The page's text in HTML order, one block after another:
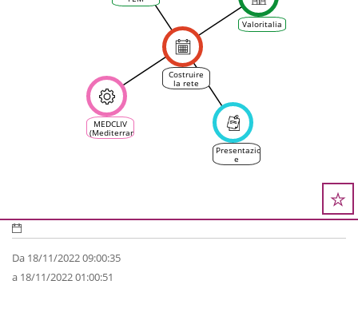
Costruire
la rete
collaborativa
cambiamento
MEDCLIV
(Mediterranean
Climate
Valoritalia
Presentazioni
e
sondaggio
vite-vino"
Da 18/11/2022 09:00:35
a 18/11/2022 01:00:51